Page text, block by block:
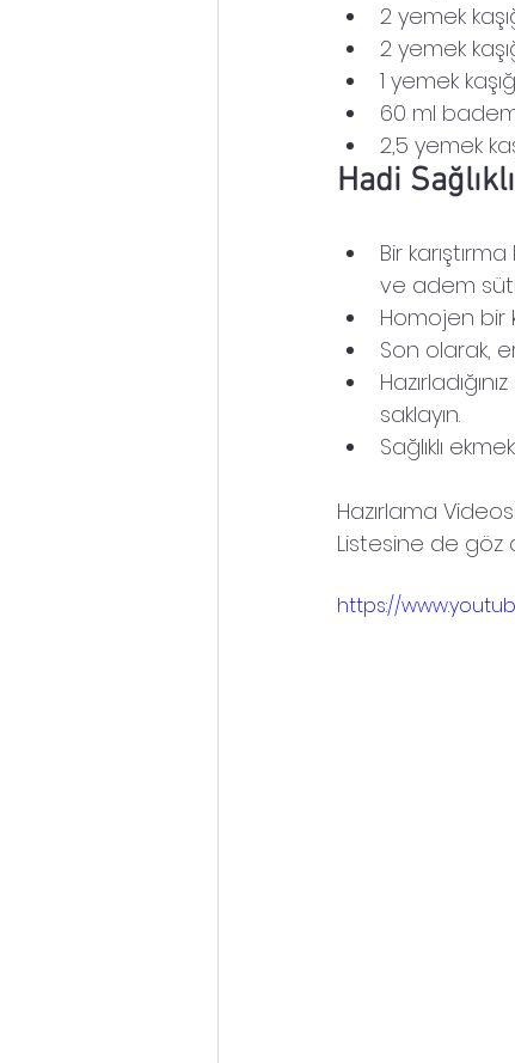
2 yemek
2 yemek
1 yemek
60 ml
2,5 yemek
Hadi
Bir
ve adem
Homojen bir
Son olarak,
saklayın.
Sağlıklı
Hazırlama
Listesine de göz
https://